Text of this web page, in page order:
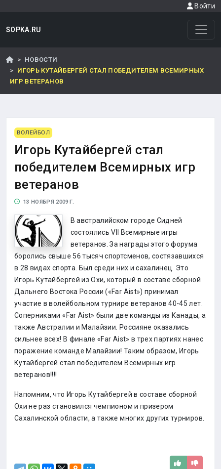
Войти
SOPKA.RU
НОВОСТИ
ИГОРЬ КУТАЙБЕРГЕЙ СТАЛ ПОБЕДИТЕЛЕМ ВСЕМИРНЫХ
ИГР ВЕТЕРАНОВ
ВОЛЕЙБОЛ
Игорь Кутайбергей стал
победителем Всемирных игр
ветеранов
13 НОЯБРЯ 2009 Г.
В австралийском городе Сидней
состоялись VII Всемирные игры
ветеранов. За награды этого форума
боролись свыше 56 тысяч спортсменов, состязавшихся
в 28 видах спорта. Был среди них и сахалинец. Это
Игорь Кутайбергей из Охи, который в составе сборной
Дальнего Востока России («Far Aist») принимал
участие в волейбольном турнире ветеранов 40-45 лет.
Соперниками «Far Aist» были две команды из Канады, а
также Австралии и Малайзии. Россияне оказались
сильнее всех! В финале «Far Aist» в трех партиях нанес
поражение команде Малайзии! Таким образом, Игорь
Кутайбергей стал победителем Всемирных игр
ветеранов!!!!
Напомним, что Игорь Кутайбергей в составе сборной
Охи не раз становился чемпионом и призером
Сахалинской области, а также многих других турниров.